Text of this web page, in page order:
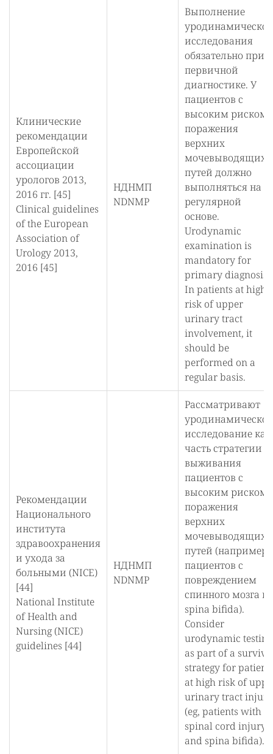
Клинические
рекомендации
Европейской
ассоциации
урологов 2013,
2016 гг. [45]
Clinical guidelines
of the European
Association of
Urology 2013,
2016 [45]
НДНМП
NDNMP
Выполнение
исследования
обязательно при
первичной
диагностике. У
пациентов с
высоким риском
поражения
верхних
мочевыводящих
путей должно
выполняться на
регулярной
основе.
Urodynamic
examination is
mandatory for
primary diagnosis.
In patients at high
risk of upper
urinary tract
involvement, it
should be
performed on a
regular basis.
Рекомендации
Национального
института
здравоохранения
и ухода за
больными (NICE)
[44]
National Institute
of Health and
Nursing (NICE)
guidelines [44]
НДНМП
NDNMP
Рассматривают
уродинамическое
исследование как
часть стратегии
выживания
пациентов с
высоким риском
поражения
верхних
мочевыводящих
путей (например,
пациентов с
повреждением
спинного мозга и
spina bifida).
Consider
urodynamic testing
as part of a
strategy for
at high risk of
urinary tract injury
(eg, patients with
spinal cord injury
and spina bifida).